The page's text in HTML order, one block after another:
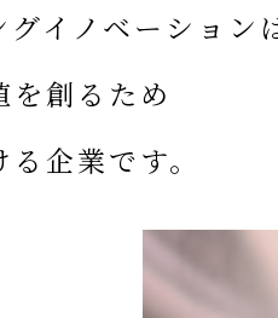
グイノベーション
を創るため
企業です。